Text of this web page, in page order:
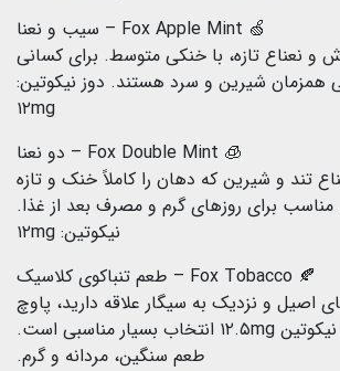
🍏 Fox Apple Mint – سیب و نعنا
نعناع تازه، با خنکی متوسط. برای کسانی
همزمان شیرین و سرد هستند. دوز نیکوتین:
۱۲mg
🧊 Fox Double Mint – دو نعنا
تند و شیرین که دهان را کاملاً خنک و تازه
مناسب برای روزهای گرم و مصرف بعد از غذا.
نیکوتین: ۱۲mg
🍂 Fox Tobacco – طعم تنباکوی کلاسیک
اصیل و نزدیک به سیگار علاقه دارید، پاوچ
تنباکویی FOX با نیکوتین ۱۲.۵mg انتخاب بسیار مناسبی است.
طعم سنگین، مردانه و گرم.